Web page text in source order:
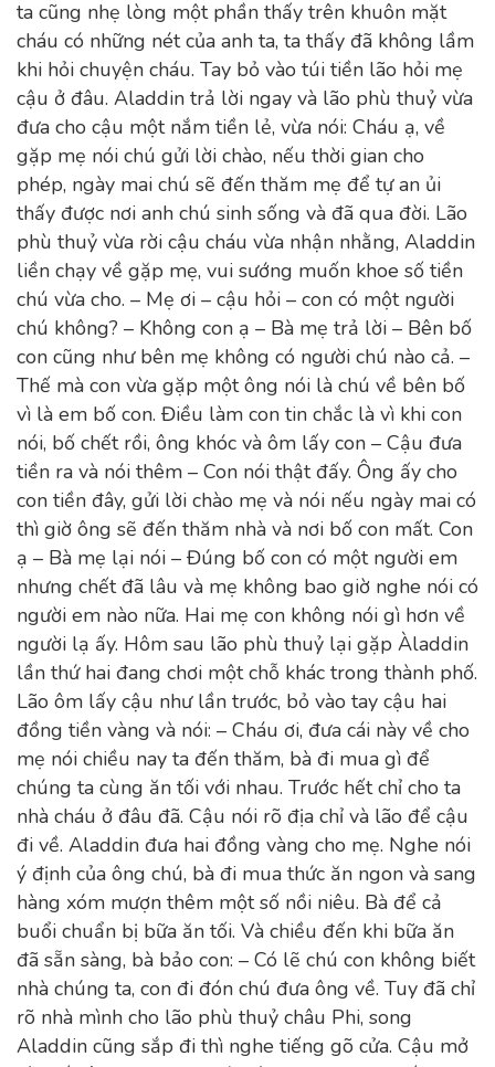
ta cũng nhẹ lòng một phần thấy trên khuôn mặt
cháu có những nét của anh ta, ta thấy đã không lầm
khi hỏi chuyện cháu. Tay bỏ vào túi tiền lão hỏi mẹ
cậu ở đâu. Aladdin trả lời ngay và lão phù thuỷ vừa
đưa cho cậu một nắm tiền lẻ, vừa nói: Cháu ạ, về
gặp mẹ nói chú gửi lời chào, nếu thời gian cho
phép, ngày mai chú sẽ đến thăm mẹ để tự an ủi
thấy được nơi anh chú sinh sống và đã qua đời. Lão
phù thuỷ vừa rời cậu cháu vừa nhận nhằng, Aladdin
liền chạy về gặp mẹ, vui sướng muốn khoe số tiền
chú vừa cho. – Mẹ ơi – cậu hỏi – con có một người
chú không? – Không con ạ – Bà mẹ trả lời – Bên bố
con cũng như bên mẹ không có người chú nào cả. –
Thế mà con vừa gặp một ông nói là chú về bên bố
vì là em bố con. Điều làm con tin chắc là vì khi con
nói, bố chết rồi, ông khóc và ôm lấy con – Cậu đưa
tiền ra và nói thêm – Con nói thật đấy. Ông ấy cho
con tiền đây, gửi lời chào mẹ và nói nếu ngày mai có
thì giờ ông sẽ đến thăm nhà và nơi bố con mất. Con
ạ – Bà mẹ lại nói – Đúng bố con có một người em
nhưng chết đã lâu và mẹ không bao giờ nghe nói có
người em nào nữa. Hai mẹ con không nói gì hơn về
người lạ ấy. Hôm sau lão phù thuỷ lại gặp Àladdin
lần thứ hai đang chơi một chỗ khác trong thành phố.
Lão ôm lấy cậu như lần trước, bỏ vào tay cậu hai
đồng tiền vàng và nói: – Cháu ơi, đưa cái này về cho
mẹ nói chiều nay ta đến thăm, bà đi mua gì để
chúng ta cùng ăn tối với nhau. Trước hết chỉ cho ta
nhà cháu ở đâu đã. Cậu nói rõ địa chỉ và lão để cậu
đi về. Aladdin đưa hai đồng vàng cho mẹ. Nghe nói
ý định của ông chú, bà đi mua thức ăn ngon và sang
hàng xóm mượn thêm một số nồi niêu. Bà để cả
buổi chuẩn bị bữa ăn tối. Và chiều đến khi bữa ăn
đã sẵn sàng, bà bảo con: – Có lẽ chú con không biết
nhà chúng ta, con đi đón chú đưa ông về. Tuy đã chỉ
rõ nhà mình cho lão phù thuỷ châu Phi, song
Aladdin cũng sắp đi thì nghe tiếng gõ cửa. Cậu mở